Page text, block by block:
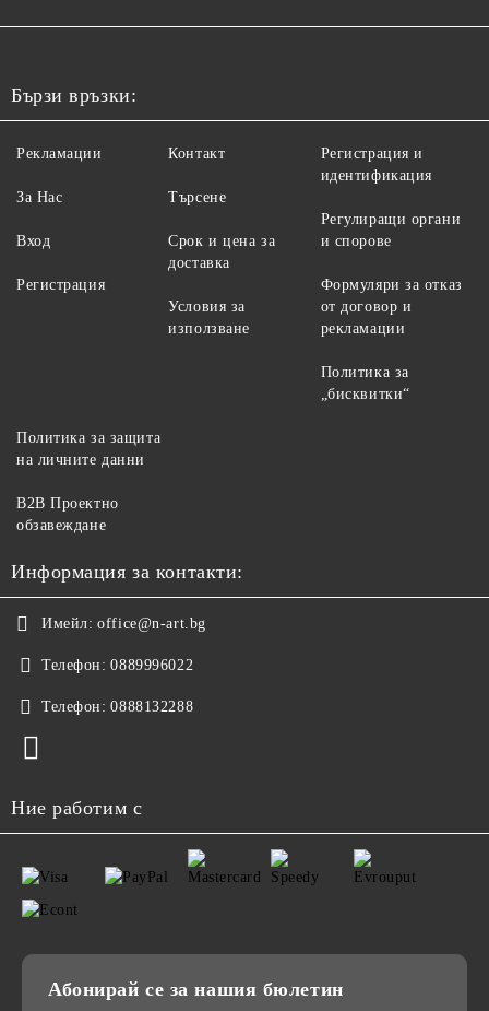
Бързи връзки:
Рекламации
За Нас
Вход
Регистрация
Контакт
Търсене
Срок и цена за
доставка
Условия за
използване
Регистрация и
идентификация
Регулиращи органи
и спорове
Формуляри за отказ
от договор и
рекламации
Политика за
„бисквитки“
Политика за защита
на личните данни
B2B Проектно
обзавеждане
Информация за контакти:
Имейл: office@n-art.bg
Телефон: 0889996022
Телефон: 0888132288
Ние работим с
Абонирай се за нашия бюлетин